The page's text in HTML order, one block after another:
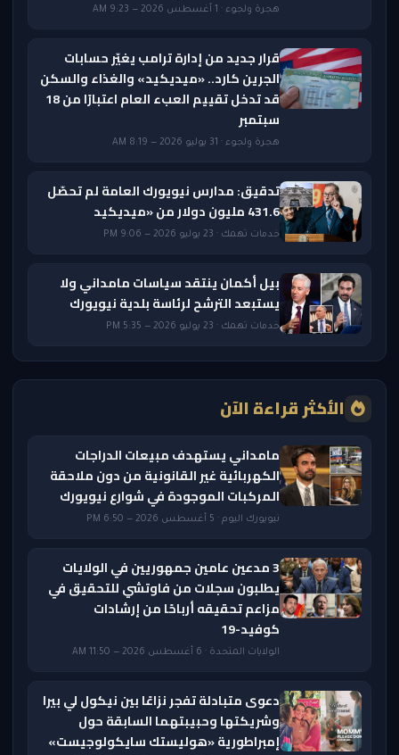
هجرة ولجوء · 1 أغسطس 2026 — 9:23 AM
قرار جديد من إدارة ترامب يغيّر حسابات
الجرين كارد.. «ميديكيد» والغذاء والسكن
قد تدخل تقييم العبء العام اعتبارًا من 18
سبتمبر
هجرة ولجوء · 31 يوليو 2026 — 8:19 AM
تدقيق: مدارس نيويورك العامة لم تحصّل
431.6 مليون دولار من «ميديكيد
خدمات تهمك · 23 يوليو 2026 — 9:06 PM
بيل أكمان ينتقد سياسات مامداني ولا
يستبعد الترشح لرئاسة بلدية نيويورك
خدمات تهمك · 23 يوليو 2026 — 5:35 PM
الأكثر قراءة الآن
مامداني يستهدف مبيعات الدراجات
الكهربائية غير القانونية من دون ملاحقة
المركبات الموجودة في شوارع نيويورك
نيويورك اليوم · 5 أغسطس 2026 — 6:50 PM
3 مدعين عامين جمهوريين في الولايات
يطلبون سجلات من فاوتشي للتحقيق في
مزاعم تحقيقه أرباحًا من إرشادات
كوفيد-19
الولايات المتحدة · 6 أغسطس 2026 — 11:50 AM
دعوى متبادلة تفجر نزاعًا بين نيكول لي بيرا
وشريكتها وحبيبتهما السابقة حول
إمبراطورية «هوليستك سايكولوجيست»